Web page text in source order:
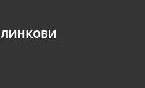
ЛИНКОВИ